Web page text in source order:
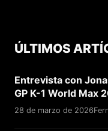
ÚLTIMOS
Entrevista con
GP K-1 World Max
28 de marzo de 2026